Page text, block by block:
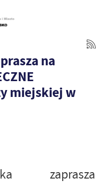
na
miejskiej w
zaprasza